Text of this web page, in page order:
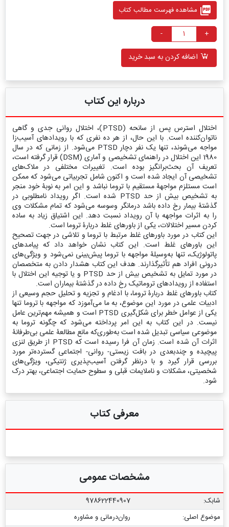
picture_as_pdf مشاهده فهرست مطالب کتاب
+
-
اضافه کردن به سبد خرید
درباره این کتاب
اختلال استرس پس از سانحه (PTSD)، اختلال روانی جدی و گاهی
ناتوان‌کننده است. با این حال، از هر ده نفری که با رویدادهای آسیب‌زا
مواجه می‌شوند، تنها یک نفر دچار PTSD می‌شود. از زمانی که در سال
1980 این اختلال در راهنمای تشخیصی و آماری (DSM) قرار گرفته است،
تعریف آن بحث‌برانگیز بوده است. تغییرات مختلفی در ملاک‌های
تشخیصی آن ایجاد شده است و اکنون شامل تجربیاتی می‌شود که ممکن
است مستلزم مواجهۀ مستقیم با تروما نباشد و این امر به نوبۀ خود منجر
به تشخیص بیش از حد PTSD شده است. اگر رویداد نامطلوبی در
گذشتۀ بیمار رخ داده باشد درمانگر وسوسه می‌شود که تمام مشکلات وی
را به اثرات مواجهه با آن رویداد نسبت دهد. این اشتیاق زیاد به ساده
کردن مسیر اختلالات، یکی از باورهای غلط دربارۀ تروما است.
این کتاب در مورد باورهای غلط مرتبط با تروما و تلاشی در جهت تصحیح
این باورهای غلط است. این کتاب نشان خواهد داد که پیامدهای
پاتولوژیک، تنها به‌وسیلۀ مواجهه با تروما پیش‌بینی نمی‌شود و ویژگی‌های
درونی افراد هم تأثیرگذارند. هدف این کتاب هشدار دادن به متخصصان
در مورد تمایل به تشخیص بیش از حد PTSD و یا توجیه این اختلال با
استفاده از رویدادهای تروماتیک رخ داده در گذشتۀ بیماران است.
کتاب باورهای غلط دربارۀ تروما، با ادغام و تجزیه و تحلیل حجم وسیعی از
ادبیات علمی در مورد این موضوع، به ما می‌آموزد که مواجهه با تروما تنها
یکی از عوامل خطر برای شکل‌گیری PTSD است و همیشه مهم‌ترین عامل
نیست. در این کتاب به این امر پرداخته می‌شود که چگونه تروما به
موضوعی سیاسی تبدیل شده است به‌طوری‌که مانع مطالعۀ علمی بی‌طرفانۀ
اثرات آن شده است. زمان آن فرا رسیده است که PTSD از طریق لنزی
پیچیده‌ و چندبعدی در بافت زیستی- روانی- اجتماعی گسترده‌تر مورد
بررسی قرار گیرد و با درنظر گرفتن آسیب‌پذیری ژنتیکی، ویژگی‌های
شخصیتی، مشکلات و ناملایمات قبلی و سطوح حمایت اجتماعی، بهتر درک
شود.
معرفی کتاب
مشخصات عمومی
شابک:
978622440907
موضوع اصلی:
روان‌درمانی و مشاوره